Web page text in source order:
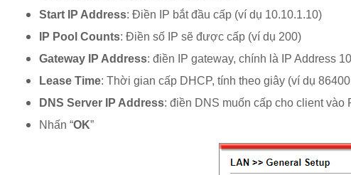
Start IP Address: Điền IP bắt đầu cấp (ví dụ 10.10.1.10)
IP Pool Counts: Điền số IP sẽ được cấp (ví dụ 200)
Gateway IP Address: điền IP gateway, chính là IP Address
Lease Time: Thời gian cấp DHCP, tính theo giây (ví dụ
DNS Server IP Address: điền DNS muốn cấp cho client vào
Nhấn “OK”